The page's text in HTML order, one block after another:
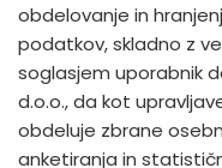
obdelovanje in
podatkov, skladno z
soglasjem uporabnik
d.o.o., da kot
obdeluje zbrane
anketiranja in